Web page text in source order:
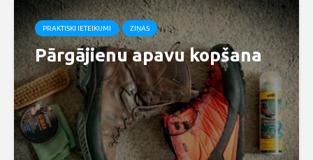
PRAKTISKI IETEIKUMI ZIŅAS
Pārgājienu apavu kopšana